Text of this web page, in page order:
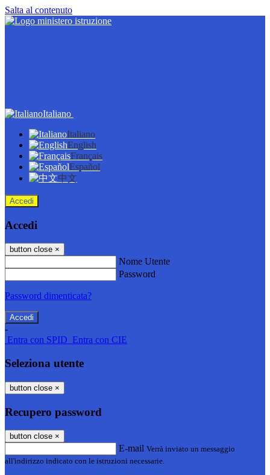
Salta al contenuto
Italiano
Italiano
English
Français
Español
中文
Accedi
Accedi
button close ×
Nome Utente
Password
Password dimenticata?
-
Entra con SPID Entra con CIE
Seleziona utente
button close ×
Recupero password
button close ×
E-mail Verrà inviato un messaggio
all'indirizzo indicato con le istruzioni necessarie.